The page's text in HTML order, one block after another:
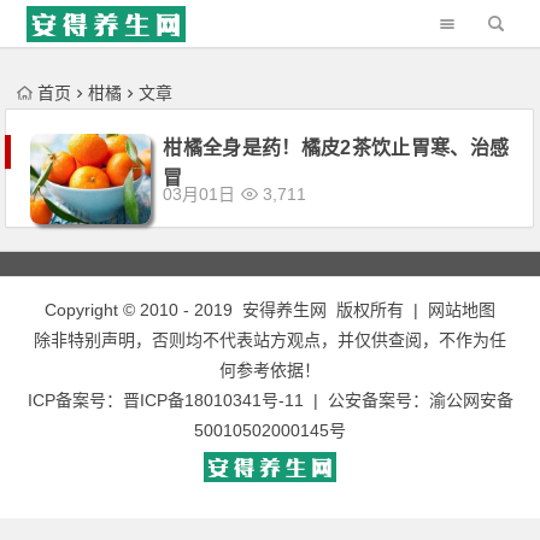
'); })();
首页 柑橘 文章
柑橘全身是药！橘皮2茶饮止胃寒、治感
冒
03月01日 3,711
Copyright © 2010 - 2019 安得养生网 版权所有 |
网站地图
除非特别声明，否则均不代表站方观点，并仅供查阅，不作为任
何参考依据！
ICP备案号： 晋ICP备18010341号-11 | 公安备案号： 渝公网安备
50010502000145号